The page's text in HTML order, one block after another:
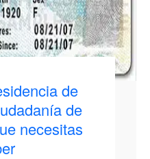
de
de
necesitas